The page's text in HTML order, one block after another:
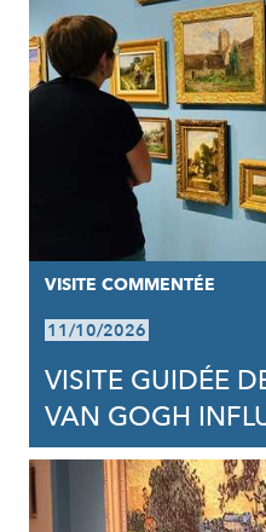
VISITE COMMENTÉE
11/10/2026
VISITE GUIDÉE
VAN GOGH